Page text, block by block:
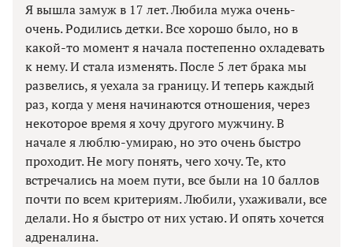
Я вышла замуж в 17 лет. Любила мужа очень-
очень. Родились детки. Все хорошо было, но в
какой-то момент я начала постепенно охладевать
к нему. И стала изменять. После 5 лет брака мы
развелись, я уехала за границу. И теперь каждый
раз, когда у меня начинаются отношения, через
некоторое время я хочу другого мужчину. В
начале я люблю-умираю, но это очень быстро
проходит. Не могу понять, чего хочу. Те, кто
встречались на моем пути, все были на 10 баллов
почти по всем критериям. Любили, ухаживали, все
делали. Но я быстро от них устаю. И опять хочется
адреналина.